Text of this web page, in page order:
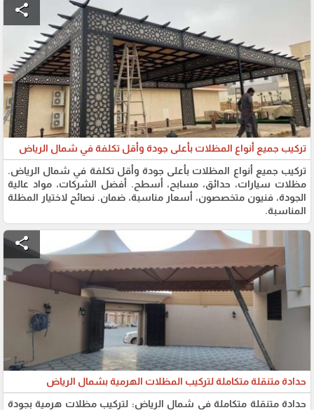
share
تركيب جميع أنواع المظلات بأعلى جودة وأقل تكلفة في شمال الرياض
تركيب جميع أنواع المظلات بأعلى جودة وأقل تكلفة في شمال الرياض.
مظلات سيارات، حدائق، مسابح، أسطح. أفضل الشركات، مواد عالية
الجودة، فنيون متخصصون، أسعار مناسبة، ضمان. نصائح لاختيار المظلة
المناسبة.
share
حدادة متنقلة متكاملة لتركيب المظلات الهرمية بشمال الرياض
حدادة متنقلة متكاملة في شمال الرياض: لتركيب مظلات هرمية بجودة